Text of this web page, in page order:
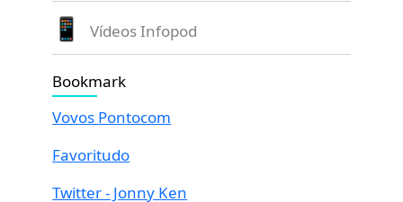
Vídeos Infopod
Bookmark
Vovos Pontocom
Favoritudo
Twitter - Jonny Ken